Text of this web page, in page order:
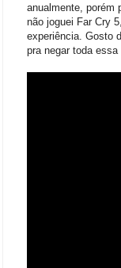
anualmente, porém
não joguei Far Cry
experiência. Gosto
pra negar toda essa